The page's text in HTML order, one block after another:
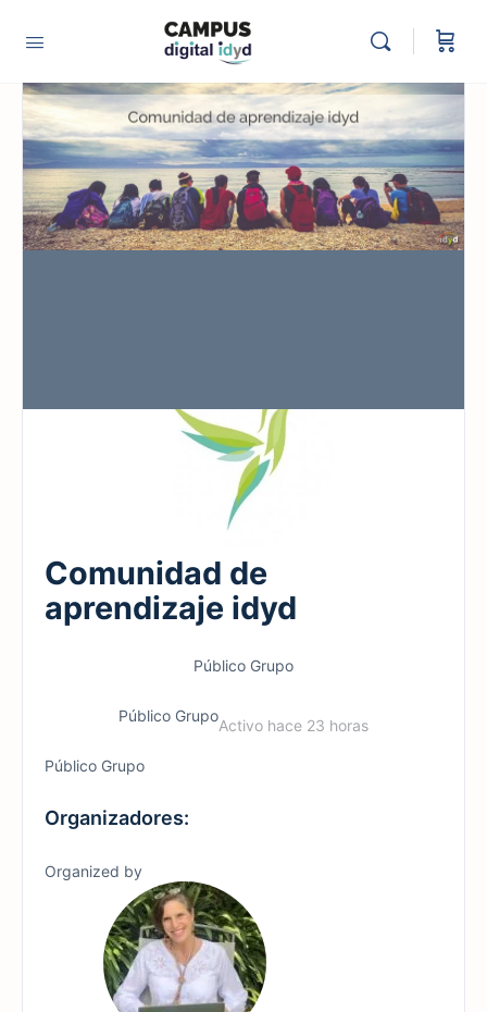
Comunidad de
aprendizaje idyd
Público Grupo
Público GrupoActivo hace 23 horas
Público Grupo
Organizadores:
Organized by